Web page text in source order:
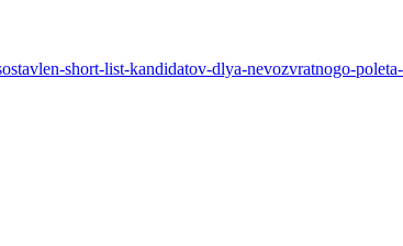
short-list-kandidatov-dlya-nevozvratnogo-